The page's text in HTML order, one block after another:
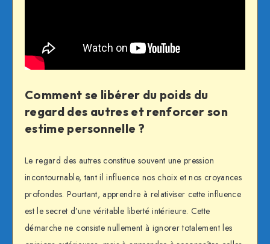
Comment se libérer du poids du
regard des autres et renforcer son
estime personnelle ?
Le regard des autres constitue souvent une pression
incontournable, tant il influence nos choix et nos croyances
profondes. Pourtant, apprendre à relativiser cette influence
est le secret d’une véritable liberté intérieure. Cette
démarche ne consiste nullement à ignorer totalement les